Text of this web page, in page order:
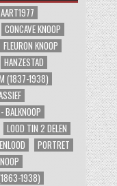
CONCAVE KNOOP
FLEURON KNOOP
HANZESTAD
(1837-1938)
BALKNOOP
LOOD TIN 2 DELEN
PORTRET
1938)